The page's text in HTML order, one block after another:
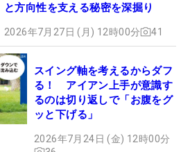
と方向性を支える秘密を深掘り
2026年7月27日 (月) 12時00分 41
スイング軸を考えるからダフ
る！ アイアン上手が意識す
るのは切り返しで「お腹をグ
ッと下げる」
2026年7月24日 (金) 12時00分